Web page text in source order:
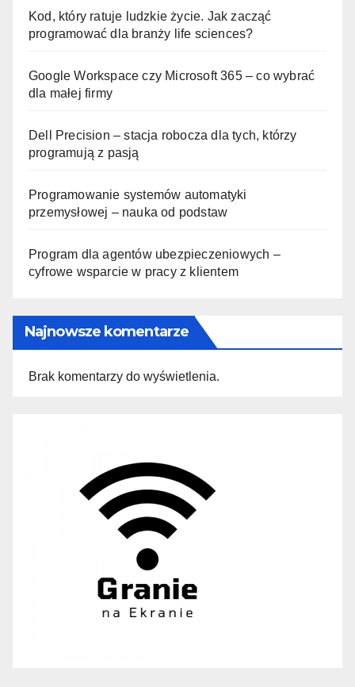
Kod, który ratuje ludzkie życie. Jak zacząć
programować dla branży life sciences?
Google Workspace czy Microsoft 365 – co wybrać
dla małej firmy
Dell Precision – stacja robocza dla tych, którzy
programują z pasją
Programowanie systemów automatyki
przemysłowej – nauka od podstaw
Program dla agentów ubezpieczeniowych –
cyfrowe wsparcie w pracy z klientem
Najnowsze komentarze
Brak komentarzy do wyświetlenia.